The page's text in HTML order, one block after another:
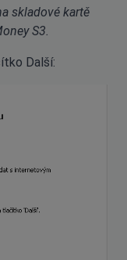
skladové kartě
S3.
Další: